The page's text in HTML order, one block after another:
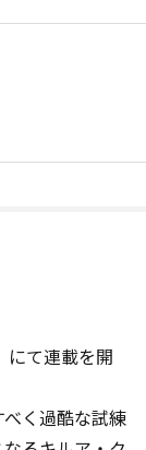
にて連載を開
く過酷な試練